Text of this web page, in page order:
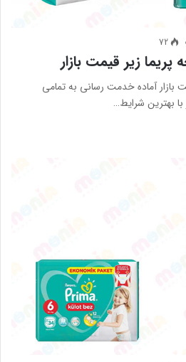
72
زیر قیمت بازار
آماده خدمت رسانی به تمامی
بهترین شرایط…